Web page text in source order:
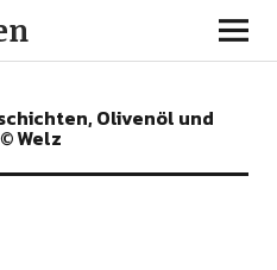
Olivenöl und
Welz